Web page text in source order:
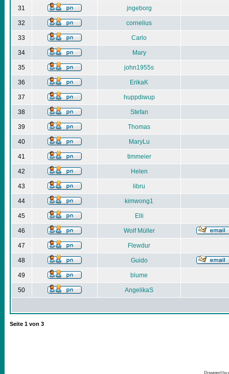
31 jngeborg
32 cornelius
33 Carlo
34 Mary
35 john1955s
36 ErikaK
37 huppdiwup
38 Stefan
39 Thomas
40 MaryLu
41 timmeier
42 Helen
43 libru
44 kimwong1
45 Elli
46 Wolf Müller
47 Flewdur
48 Guido
49 blume
50 AngelikaS
Seite 1 von 3
Powered by